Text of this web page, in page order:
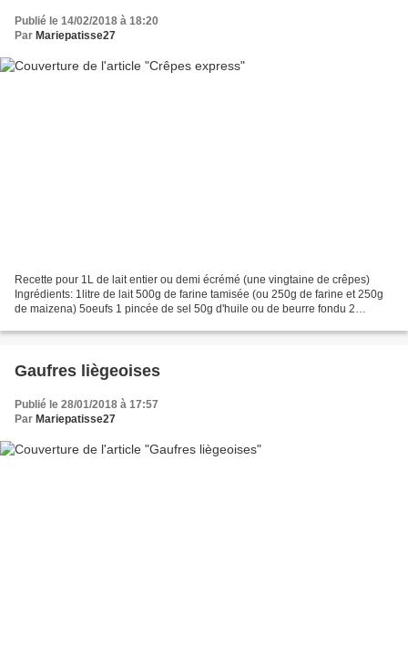
Publié le 14/02/2018 à 18:20
Par Mariepatisse27
Recette pour 1L de lait entier ou demi écrémé (une vingtaine de crêpes)
Ingrédients: 1litre de lait 500g de farine tamisée (ou 250g de farine et 250g
de maizena) 5oeufs 1 pincée de sel 50g d'huile ou de beurre fondu 2
Gaufres liègeoises
Publié le 28/01/2018 à 17:57
Par Mariepatisse27